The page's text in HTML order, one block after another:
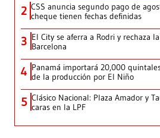
2 CSS anuncia segundo pago de
cheque tienen fechas definidas
3 El City se aferra a Rodri y rechaza
Barcelona
4 Panamá importará 20,000
de la producción por El Niño
5 Clásico Nacional: Plaza Amador y
caras en la LPF